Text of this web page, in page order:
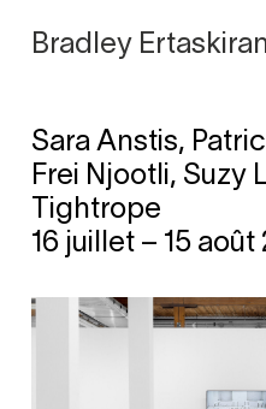
Skip
content
Bradley
Sara Anstis,
Frei Njootli, Suzy
Tightrope
16 juillet – 15 août